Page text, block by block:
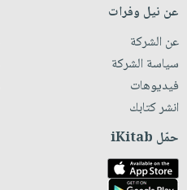
عن نيل وفرات
عن الشركة
سياسة الشركة
فيديوهات
انشر كتابك
حمّل iKitab